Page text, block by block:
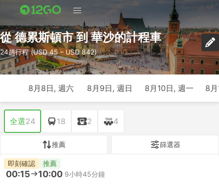
從 德累斯頓市 到 華沙的計程車
24趟行程 (USD 45 – USD 842)
8月8日, 週六 8月9日, 週日 8月10日, 週一 8
全選24 18 2 4
推薦 篩選器
即刻確認 推薦
00:15 10:00 9小時45分鐘